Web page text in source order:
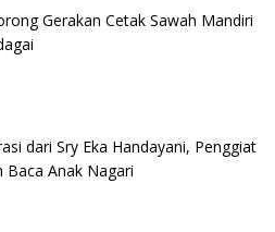
Gerakan Cetak Sawah Mandiri
dari Sry Eka Handayani, Penggiat
Baca Anak Nagari